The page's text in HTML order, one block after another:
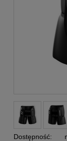
Dostępność: